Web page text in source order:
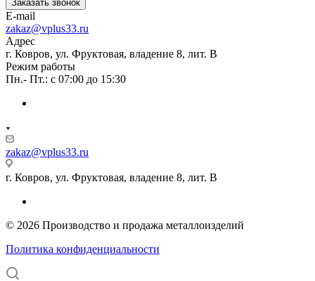
Заказать звонок
E-mail
zakaz@vplus33.ru
Адрес
г. Ковров, ул. Фруктовая, владение 8, лит. В
Режим работы
Пн.- Пт.: с 07:00 до 15:30
zakaz@vplus33.ru
г. Ковров, ул. Фруктовая, владение 8, лит. В
© 2026 Производство и продажа металлоизделий
Политика конфиденциальности